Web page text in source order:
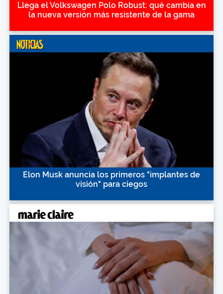
Llega el Volkswagen Polo Robust: qué cambia en
la nueva versión más resistente de la gama
Elon Musk anuncia los primeros "implantes de
visión" para ciegos